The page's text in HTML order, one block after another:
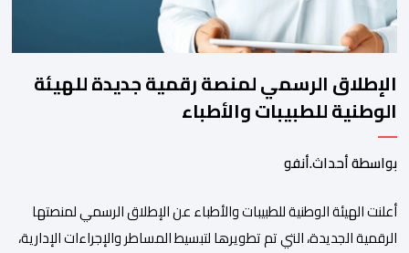
الإطلاق الرسمي لمنصة رقمية جديدة للهيئة
الوطنية للطبيبات والأطباء
بواسطة أحداث.أنفو
أعلنت الهيئة الوطنية للطبيبات والأطباء عن الإطلاق الرسمي لمنصتها
الرقمية الجديدة، التي تم تطويرها لتبسيط المساطر والإجراءات الإدارية،